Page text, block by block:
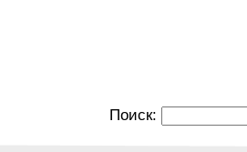
Поиск: